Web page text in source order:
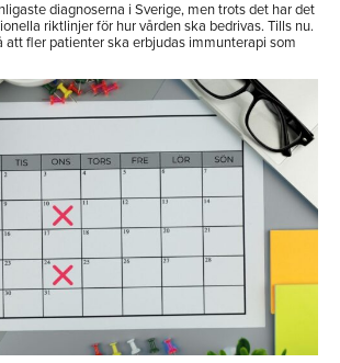
diagnoserna i Sverige, men trots det har det
riktlinjer för hur vården ska bedrivas. Tills nu.
att fler patienter ska erbjudas immunterapi som